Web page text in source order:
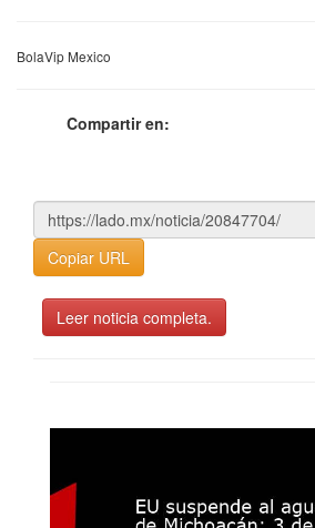
BolaVip Mexico
Compartir en:
Copiar URL
Leer noticia completa.